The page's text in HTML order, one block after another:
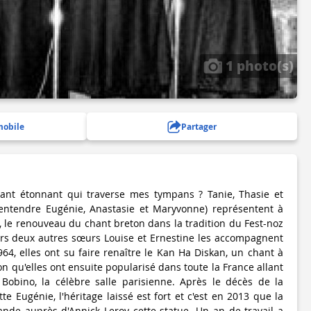
1 photo(s)
Partager
étonnant qui traverse mes tympans ? Tanie, Thasie et
Eugénie, Anastasie et Maryvonne) représentent à
le renouveau du chant breton dans la tradition du Fest-noz
deux autres sœurs Louise et Ernestine les accompagnent
elles ont su faire renaître le Kan Ha Diskan, un chant à
qu'elles ont ensuite popularisé dans toute la France allant
la célèbre salle parisienne. Après le décès de la
Eugénie, l'héritage laissé est fort et c'est en 2013 que la